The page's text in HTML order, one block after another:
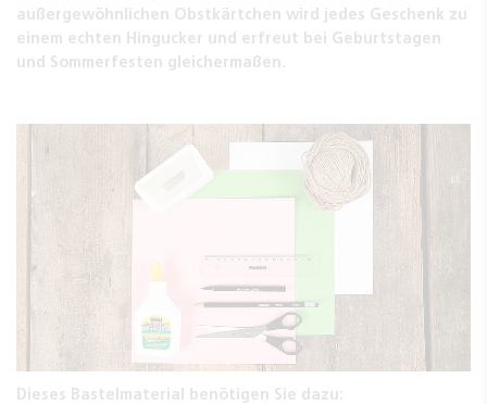
außergewöhnlichen Obstkärtchen wird jedes Geschenk zu
einem echten Hingucker und erfreut bei Geburtstagen
und Sommerfesten gleichermaßen.
Dieses Bastelmaterial benötigen Sie dazu: